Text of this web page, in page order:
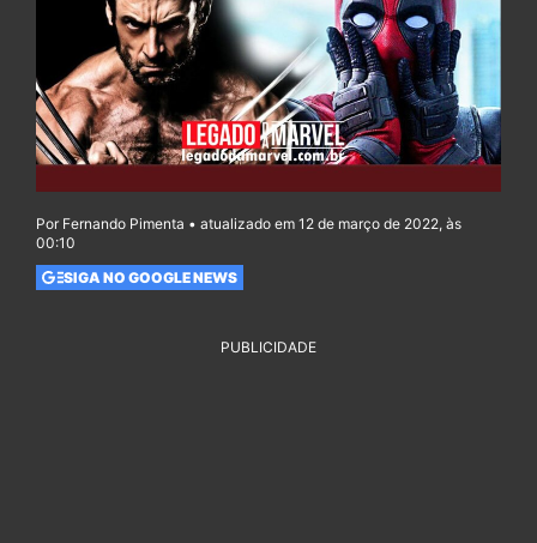
Por Fernando Pimenta • atualizado em 12 de março de 2022, às
00:10
SIGA NO GOOGLE NEWS
PUBLICIDADE